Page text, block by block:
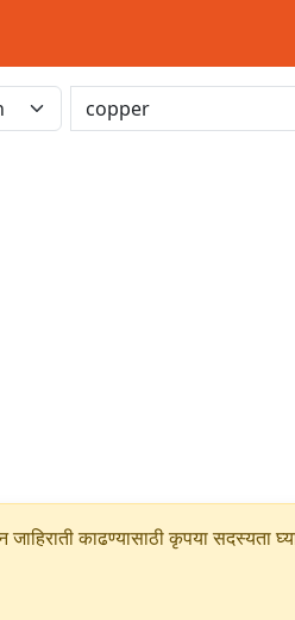
काढण्यासाठी कृपया सदस्यता